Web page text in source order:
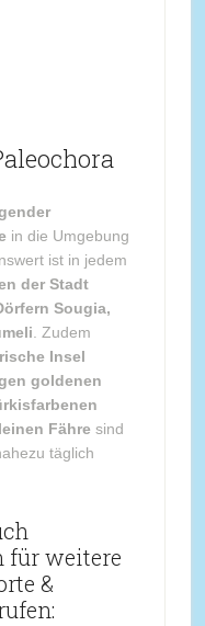
in die Umgebung
ist in jedem
der Stadt
Sougia,
. Zudem
Insel
goldenen
Fähre sind
täglich
für weitere
&